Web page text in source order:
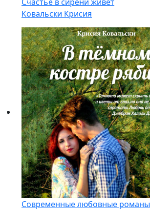
Ковальски Крисия
Современные любовные романы